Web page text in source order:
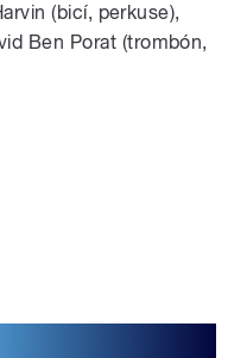
(bicí, perkuse),
Ben Porat (trombón,